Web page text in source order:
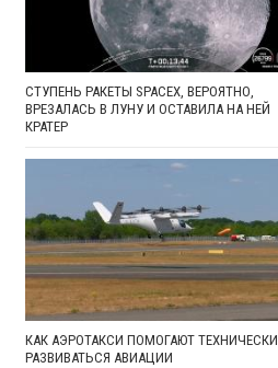
СТУПЕНЬ РАКЕТЫ SPACEX, ВЕРОЯТНО,
ВРЕЗАЛАСЬ В ЛУНУ И ОСТАВИЛА НА НЕЙ
КРАТЕР
КАК АЭРОТАКСИ ПОМОГАЮТ ТЕХНИЧЕСКИ
РАЗВИВАТЬСЯ АВИАЦИИ